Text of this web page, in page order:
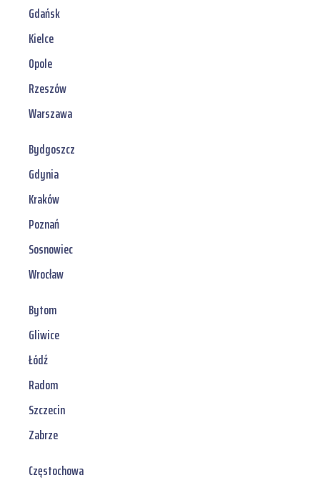
Gdańsk
Kielce
Opole
Rzeszów
Warszawa
Bydgoszcz
Gdynia
Kraków
Poznań
Sosnowiec
Wrocław
Bytom
Gliwice
Łódź
Radom
Szczecin
Zabrze
Częstochowa